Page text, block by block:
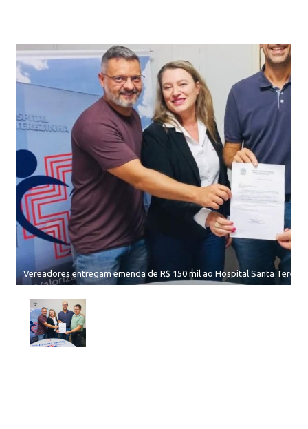
Vereadores entregam emenda de R$ 150 mil ao Hospital Santa